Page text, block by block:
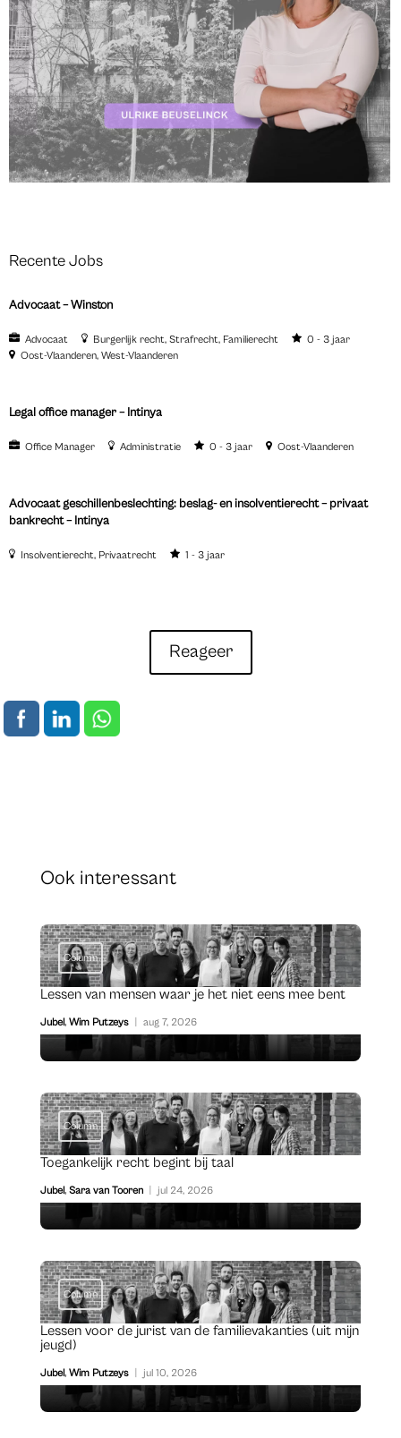
Recente Jobs
Advocaat – Winston
Advocaat Burgerlijk recht Strafrecht Familierecht
0 - 3 jaar
Oost-Vlaanderen West-Vlaanderen
Legal office manager – Intinya
Office Manager Administratie 0 - 3 jaar Oost-Vlaanderen
Advocaat geschillenbeslechting: beslag- en insolventierecht – privaat
bankrecht – Intinya
Insolventierecht Privaatrecht 1 - 3 jaar
Reageer
Ook interessant
Column
Lessen van mensen waar je het niet eens mee bent
Jubel, Wim Putzeys aug 7, 2026
Column
Toegankelijk recht begint bij taal
Jubel, Sara van Tooren jul 24, 2026
Column
Lessen voor de jurist van de familievakanties (uit mijn
jeugd)
Jubel, Wim Putzeys jul 10, 2026